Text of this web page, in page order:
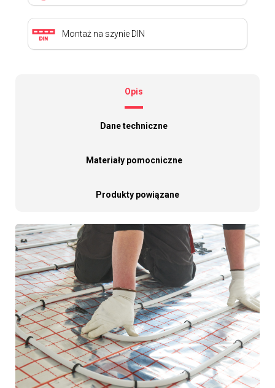
Montaż na szynie DIN
Opis
Dane techniczne
Materiały pomocniczne
Produkty powiązane